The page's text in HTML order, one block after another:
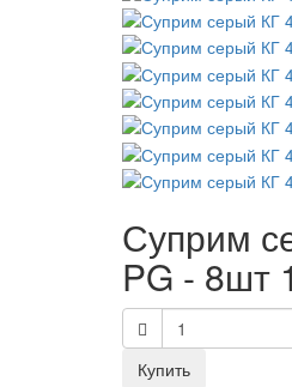
Суприм
PG - 8шт